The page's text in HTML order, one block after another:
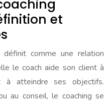
et
comme une relation
le coach aide son client à
atteindre ses objectifs.
au conseil, le coaching se